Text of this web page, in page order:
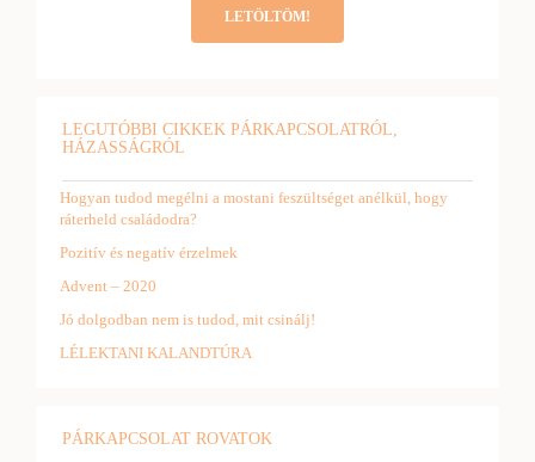
LETÖLTÖM!
LEGUTÓBBI CIKKEK PÁRKAPCSOLATRÓL,
HÁZASSÁGRÓL
Hogyan tudod megélni a mostani feszültséget anélkül, hogy
ráterheld családodra?
Pozitív és negatív érzelmek
Advent – 2020
Jó dolgodban nem is tudod, mit csinálj!
LÉLEKTANI KALANDTÚRA
PÁRKAPCSOLAT ROVATOK